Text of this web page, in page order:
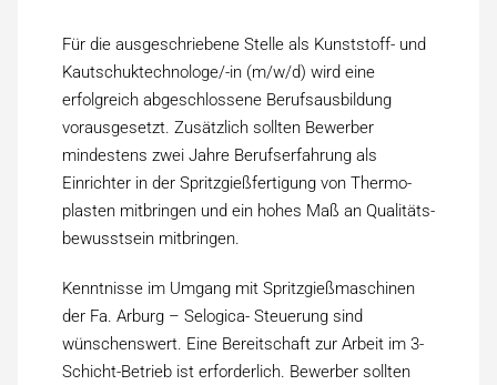
Für die aus­geschriebene Stelle als Kunststoff- und
Kautschuktechnologe/-in (m/w/d) wird eine
erfolgreich abgeschlossene Berufs­ausbildung
voraus­gesetzt. Zusätzlich sollten Bewerber
mindestens zwei Jahre Berufs­erfahrung als
Einrichter in der Spritzgieß­fertigung von Thermo­
plasten mitbringen und ein hohes Maß an Qualitäts­
bewusstsein mitbringen.
Kenntnisse im Umgang mit Spritzgieß­maschinen
der Fa. Arburg – Selogica- Steuerung sind
wünschens­wert. Eine Bereitschaft zur Arbeit im 3-
Schicht­-Betrieb ist erforderlich. Bewerber sollten